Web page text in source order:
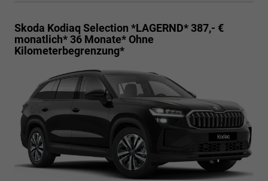
Skoda Kodiaq Selection *LAGERND* 387,- €
monatlich* 36 Monate* Ohne
Kilometerbegrenzung*